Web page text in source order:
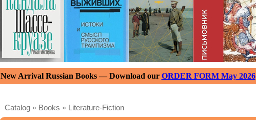
New Arrival Russian Books — Download our ORDER FORM May 2026
Catalog » Books » Literature-Fiction